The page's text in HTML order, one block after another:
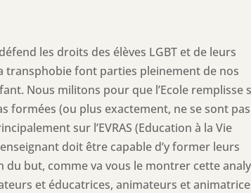
les droits des élèves LGBT et de leurs
transphobie font parties pleinement de nos
Nous militons pour que l’Ecole remplisse
formées (ou plus exactement, ne se sont pas
sur l’EVRAS (Education à la Vie
doit être capable d’y former leurs
du but, comme va vous le montrer cette
et éducatrices, animateurs et